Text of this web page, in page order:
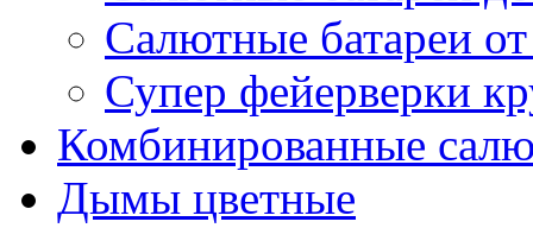
Салютные батареи
Супер фейерверки
Комбинированные
Дымы цветные